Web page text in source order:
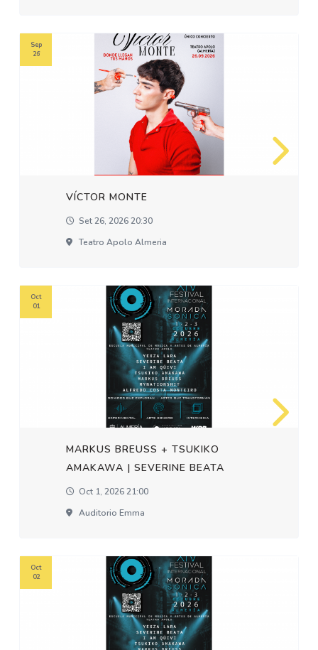
VÍCTOR MONTE
Set 26, 2026 20:30
Teatro Apolo Almeria
Sep
26
MARKUS BREUSS + TSUKIKO
AMAKAWA | SEVERINE BEATA
Oct 1, 2026 21:00
Auditorio Emma
Oct
01
Oct
02